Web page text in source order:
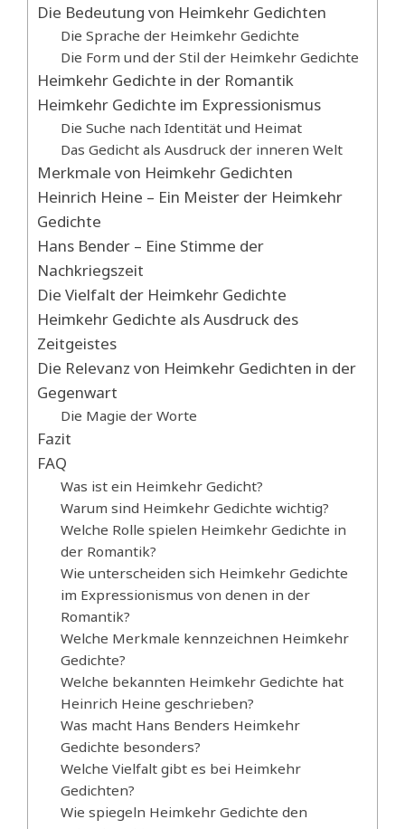
Die Bedeutung von Heimkehr Gedichten
Die Sprache der Heimkehr Gedichte
Die Form und der Stil der Heimkehr Gedichte
Heimkehr Gedichte in der Romantik
Heimkehr Gedichte im Expressionismus
Die Suche nach Identität und Heimat
Das Gedicht als Ausdruck der inneren Welt
Merkmale von Heimkehr Gedichten
Heinrich Heine – Ein Meister der Heimkehr
Gedichte
Hans Bender – Eine Stimme der
Nachkriegszeit
Die Vielfalt der Heimkehr Gedichte
Heimkehr Gedichte als Ausdruck des
Zeitgeistes
Die Relevanz von Heimkehr Gedichten in der
Gegenwart
Die Magie der Worte
Fazit
FAQ
Was ist ein Heimkehr Gedicht?
Warum sind Heimkehr Gedichte wichtig?
Welche Rolle spielen Heimkehr Gedichte in
der Romantik?
Wie unterscheiden sich Heimkehr Gedichte
im Expressionismus von denen in der
Romantik?
Welche Merkmale kennzeichnen Heimkehr
Gedichte?
Welche bekannten Heimkehr Gedichte hat
Heinrich Heine geschrieben?
Was macht Hans Benders Heimkehr
Gedichte besonders?
Welche Vielfalt gibt es bei Heimkehr
Gedichten?
Wie spiegeln Heimkehr Gedichte den